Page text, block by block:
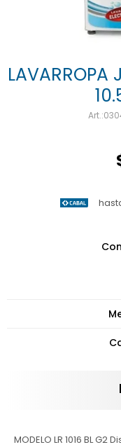
LAVARROPA
MODELO LR 1016 BL